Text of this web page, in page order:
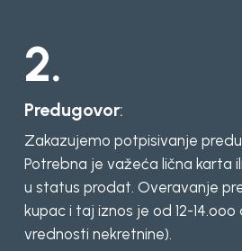
2.
Predugovor:
Zakazujemo potpisivanje
Potrebna je važeća lična karta
u status prodat. Overavanje
kupac i taj iznos je od 12-
vrednosti nekretnine).